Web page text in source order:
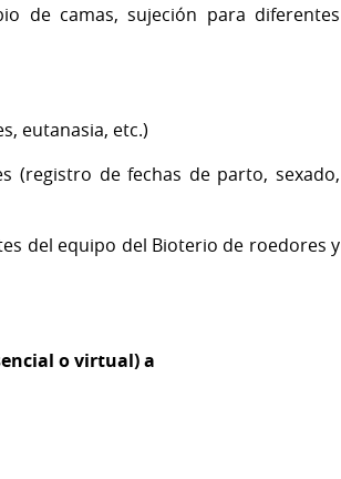
de camas, sujeción para diferentes
eutanasia, etc.)
(registro de fechas de parto, sexado,
del equipo del Bioterio de roedores y
o virtual) a